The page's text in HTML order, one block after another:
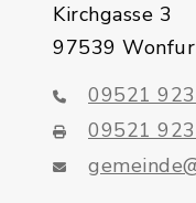
Kirchgasse 3
97539
09521
09521